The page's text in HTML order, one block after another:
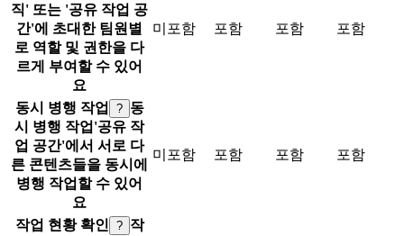
직' 또는 '공유 작업 공
간'에 초대한 팀원별
로 역할 및 권한을 다
르게 부여할 수 있어
요
미포함 포함 포함 포함
동시 병행 작업 ?
동
시 병행 작업 '공유 작
업 공간'에서 서로 다
른 콘텐츠들을 동시에
병행 작업할 수 있어
요
미포함 포함 포함 포함
작업 현황 확인 ?
작